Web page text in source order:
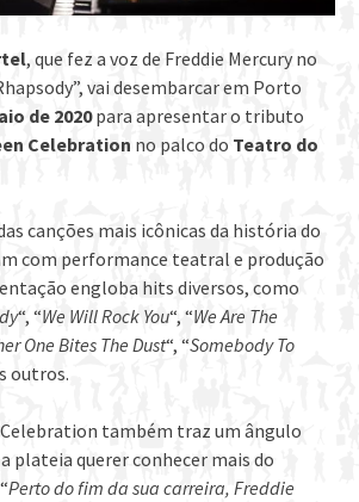
, que fez a voz de Freddie Mercury no
vai desembarcar em Porto
de 2020para apresentar o tributo
Celebration no palco do Teatro do
canções mais icônicas da história do
com performance teatral e produção
engloba hits diversos, como
“, “We Will Rock You“, “We Are The
One Bites The Dust“, “Somebody To
outros.
também traz um ângulo
plateia querer conhecer mais do
Perto do fim da sua carreira, Freddie